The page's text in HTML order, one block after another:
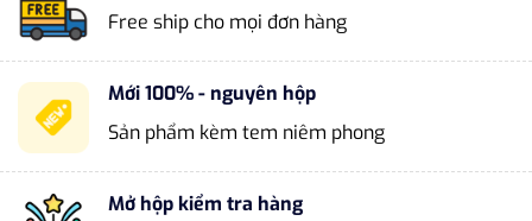
Free ship cho mọi đơn hàng
Mới 100% - nguyên hộp
Sản phẩm kèm tem niêm phong
Mở hộp kiểm tra hàng